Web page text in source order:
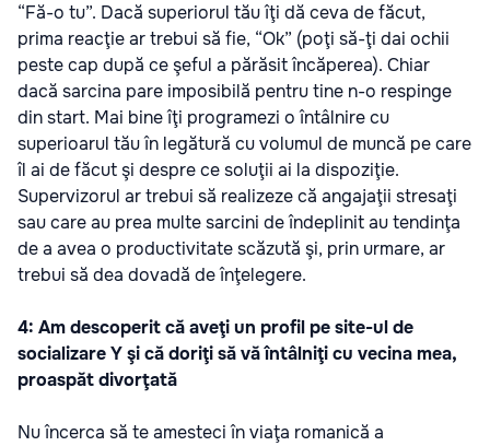
“Fă-o tu”. Dacă superiorul tău îţi dă ceva de făcut,
prima reacţie ar trebui să fie, “Ok” (poţi să-ţi dai ochii
peste cap după ce şeful a părăsit încăperea). Chiar
dacă sarcina pare imposibilă pentru tine n-o respinge
din start. Mai bine îţi programezi o întâlnire cu
superioarul tău în legătură cu volumul de muncă pe care
îl ai de făcut şi despre ce soluţii ai la dispoziţie.
Supervizorul ar trebui să realizeze că angajaţii stresaţi
sau care au prea multe sarcini de îndeplinit au tendinţa
de a avea o productivitate scăzută şi, prin urmare, ar
trebui să dea dovadă de înţelegere.
4: Am descoperit că aveţi un profil pe site-ul de
socializare Y şi că doriţi să vă întâlniţi cu vecina mea,
proaspăt divorţată
Nu încerca să te amesteci în viaţa romanică a